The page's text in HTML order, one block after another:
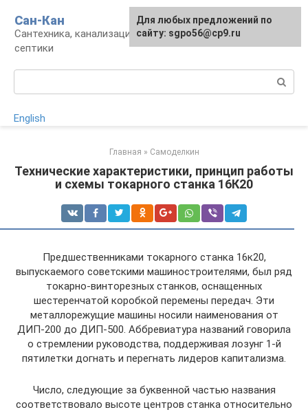
контенту
Сан-Кан
Сантехника, канализация, водопровод,
септики
English
Главная » Самоделкин
Технические характеристики, принцип работы
и схемы токарного станка 16К20
Предшественниками токарного станка 16к20,
выпускаемого советскими машиностроителями, был ряд
токарно-винторезных станков, оснащенных
шестеренчатой коробкой перемены передач. Эти
металлорежущие машины носили наименования от
ДИП-200 до ДИП-500. Аббревиатура названий говорила
о стремлении руководства, поддерживая лозунг 1-й
пятилетки догнать и перегнать лидеров капитализма.
Число, следующие за буквенной частью названия
соответствовало высоте центров станка относительно
Для любых предложений по
сайту: sgpo56@cp9.ru